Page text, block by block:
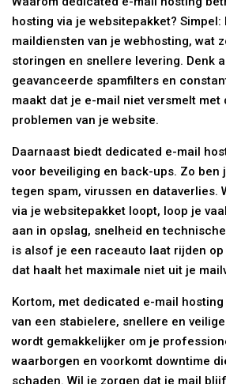
hosting via je websitepakket?
maildiensten van je webhosting, wat
storingen en snellere levering. Denk
geavanceerde spamfilters en
maakt dat je e-mail niet versmelt met
problemen van je website.
Daarnaast biedt dedicated e-mail
voor beveiliging en back-ups. Zo ben
tegen spam, virussen en dataverlies.
via je websitepakket loopt, loop je
aan in opslag, snelheid en
is alsof je een raceauto laat rijden
dat haalt het maximale niet uit je
Kortom, met dedicated e-mail
van een stabielere, snellere en
wordt gemakkelijker om je
waarborgen en voorkomt downtime
schaden. Wil je zorgen dat je mail